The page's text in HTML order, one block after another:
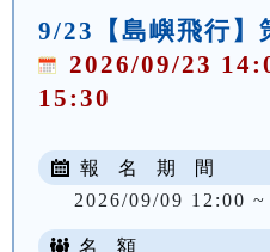
9/23【島嶼飛行】
2026/09/23
15:30
報 名 期 間
2026/09/09 12:00
名 額